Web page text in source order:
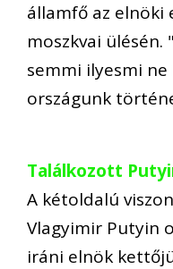
államfő az elnöki
moszkvai
semmi ilyesmi
országunk
Találkozott
A kétoldalú
Vlagyimir Putyin
iráni elnök